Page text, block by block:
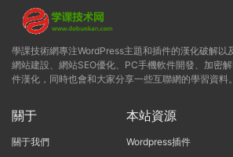
學課技術網專注WordPress主題和插件的漢化破解以
網站建設、網站SEO優化、PC手機軟件開發、加密
件漢化，同時也會和大家分享一些互聯網的學習資料。
關于
關于我們
本站資源
Wordpress插件